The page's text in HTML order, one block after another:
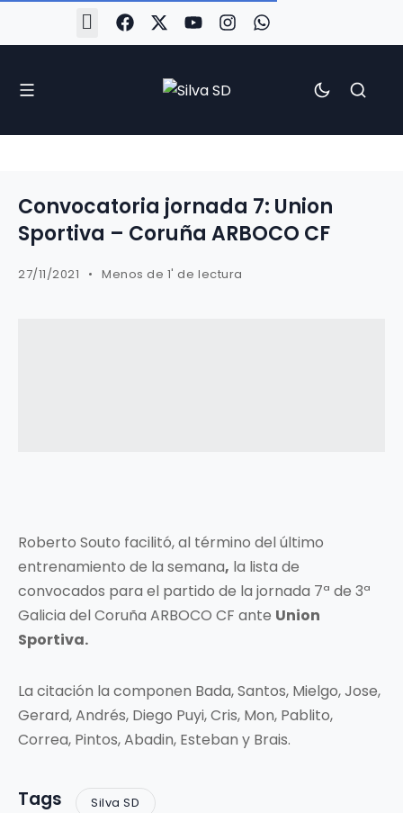
Convocatoria jornada 7: Union
Sportiva – Coruña ARBOCO CF
27/11/2021 Menos de 1' de lectura
Roberto Souto facilitó, al término del último
entrenamiento de la semana, la lista de
convocados para el partido de la jornada 7ª de 3ª
Galicia del Coruña ARBOCO CF ante Union
Sportiva.
La citación la componen Bada, Santos, Mielgo, Jose,
Gerard, Andrés, Diego Puyi, Cris, Mon, Pablito,
Correa, Pintos, Abadin, Esteban y Brais.
Tags Silva SD